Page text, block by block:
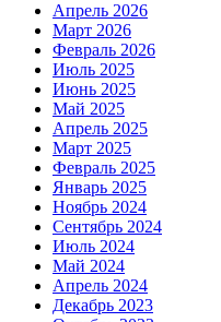
Апрель 2026
Март 2026
Февраль 2026
Июль 2025
Июнь 2025
Май 2025
Апрель 2025
Март 2025
Февраль 2025
Январь 2025
Ноябрь 2024
Сентябрь 2024
Июль 2024
Май 2024
Апрель 2024
Декабрь 2023